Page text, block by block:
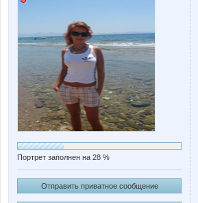
Портрет заполнен на 28 %
Отправить приватное сообщение